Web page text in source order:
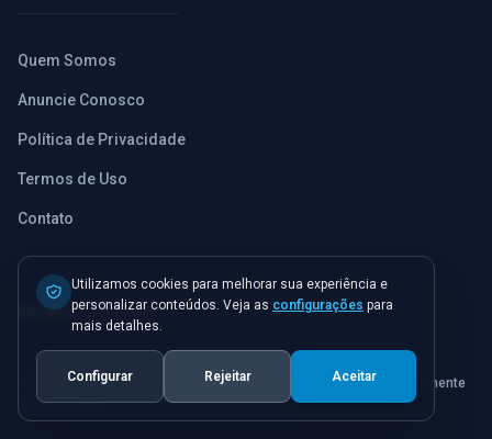
Quem Somos
Anuncie Conosco
Política de Privacidade
Termos de Uso
Contato
NEWSLETTER
Receba os destaques do dia e as notícias mais importantes diretamente
no seu e-mail.
Utilizamos cookies para melhorar sua experiência e
personalizar conteúdos. Veja as configurações para
mais detalhes.
Configurar Rejeitar Aceitar